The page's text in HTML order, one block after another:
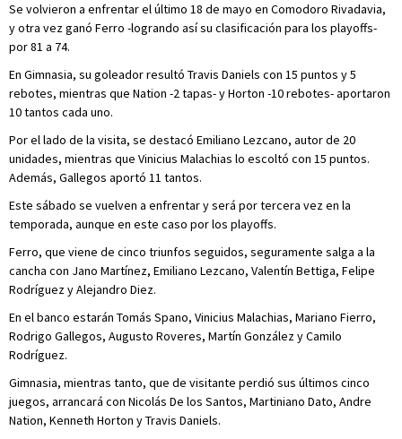
Se volvieron a enfrentar el último 18 de mayo en Comodoro Rivadavia,
y otra vez ganó Ferro -logrando así su clasificación para los playoffs-
por 81 a 74.
En Gimnasia, su goleador resultó Travis Daniels con 15 puntos y 5
rebotes, mientras que Nation -2 tapas- y Horton -10 rebotes- aportaron
10 tantos cada uno.
Por el lado de la visita, se destacó Emiliano Lezcano, autor de 20
unidades, mientras que Vinicius Malachias lo escoltó con 15 puntos.
Además, Gallegos aportó 11 tantos.
Este sábado se vuelven a enfrentar y será por tercera vez en la
temporada, aunque en este caso por los playoffs.
Ferro, que viene de cinco triunfos seguidos, seguramente salga a la
cancha con Jano Martínez, Emiliano Lezcano, Valentín Bettiga, Felipe
Rodríguez y Alejandro Diez.
En el banco estarán Tomás Spano, Vinicius Malachias, Mariano Fierro,
Rodrigo Gallegos, Augusto Roveres, Martín González y Camilo
Rodríguez.
Gimnasia, mientras tanto, que de visitante perdió sus últimos cinco
juegos, arrancará con Nicolás De los Santos, Martiniano Dato, Andre
Nation, Kenneth Horton y Travis Daniels.